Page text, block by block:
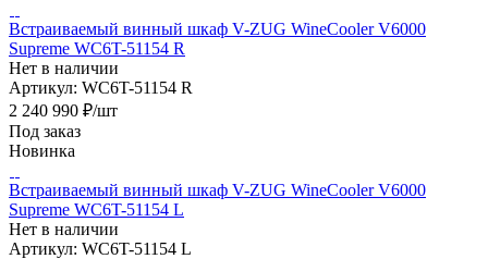
Встраиваемый винный шкаф V-ZUG WineCooler V6000
Supreme WC6T-51154 R
Нет в наличии
Артикул: WC6T-51154 R
2 240 990 ₽/шт
Под заказ
Новинка
Встраиваемый винный шкаф V-ZUG WineCooler V6000
Supreme WC6T-51154 L
Нет в наличии
Артикул: WC6T-51154 L